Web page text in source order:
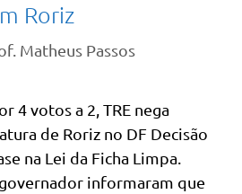
Roriz
Matheus Passos
4 votos a 2, TRE nega
de Roriz no DF Decisão
na Lei da Ficha Limpa.
informaram que